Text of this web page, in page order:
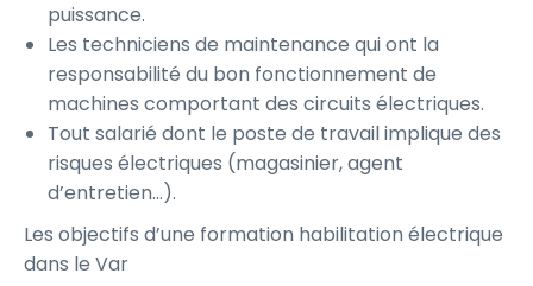
puissance.
Les techniciens de maintenance qui ont la
responsabilité du bon fonctionnement de
machines comportant des circuits électriques.
Tout salarié dont le poste de travail implique des
risques électriques (magasinier, agent
d’entretien…).
Les objectifs d’une formation habilitation électrique
dans le Var